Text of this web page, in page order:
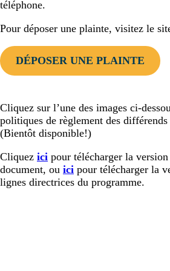
téléphone.
Pour déposer une plainte, visitez le
DÉPOSER UNE PLAINTE
Cliquez sur l’une des images ci-
politiques de règlement des
(Bientôt disponible!)
Cliquez ici pour télécharger la
document, ou ici pour télécharger la
lignes directrices du programme.